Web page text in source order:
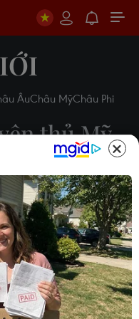
ÂuChâu MỹChâu Phi
thủ Mỹ
chức của